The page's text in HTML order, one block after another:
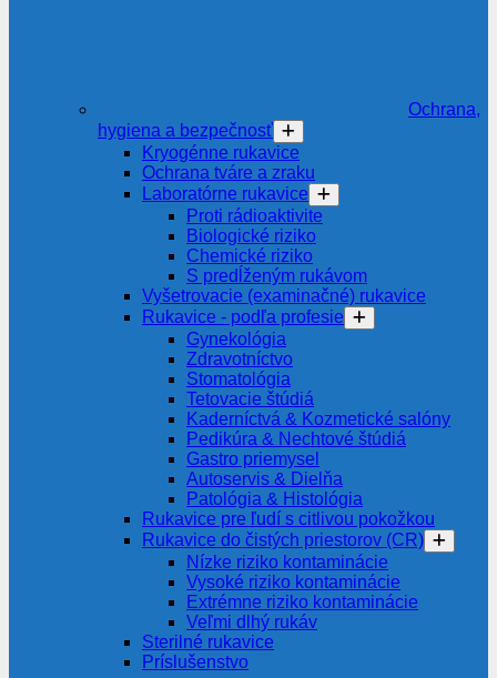
Ochrana,
hygiena a bezpečnosť
Kryogénne rukavice
Ochrana tváre a zraku
Laboratórne rukavice
Proti rádioaktivite
Biologické riziko
Chemické riziko
S predĺženým rukávom
Vyšetrovacie (examinačné) rukavice
Rukavice - podľa profesie
Gynekológia
Zdravotníctvo
Stomatológia
Tetovacie štúdiá
Kaderníctvá & Kozmetické salóny
Pedikúra & Nechtové štúdiá
Gastro priemysel
Autoservis & Dielňa
Patológia & Histológia
Rukavice pre ľudí s citlivou pokožkou
Rukavice do čistých priestorov (CR)
Nízke riziko kontaminácie
Vysoké riziko kontaminácie
Extrémne riziko kontaminácie
Veľmi dlhý rukáv
Sterilné rukavice
Príslušenstvo